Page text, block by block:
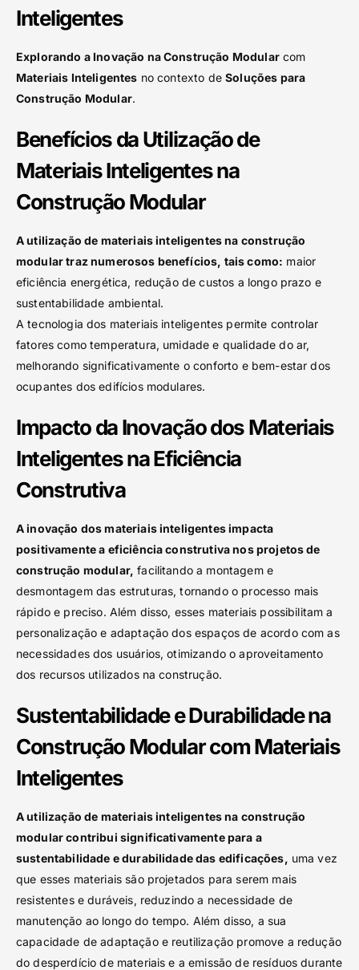
Inteligentes
Explorando a Inovação na Construção Modularcom
Materiais Inteligentes no contexto deSoluções para
Construção Modular.
Benefícios da Utilização de
Materiais Inteligentes na
Construção Modular
A utilização de materiais inteligentes na construção
modular traz numerosos benefícios, tais como: maior
eficiência energética, redução de custos a longo prazo e
sustentabilidade ambiental.
A tecnologia dos materiais inteligentes permite controlar
fatores como temperatura, umidade e qualidade do ar,
melhorando significativamente o conforto e bem-estar dos
ocupantes dos edifícios modulares.
Impacto da Inovação dos Materiais
Inteligentes na Eficiência
Construtiva
A inovação dos materiais inteligentes impacta
positivamente a eficiência construtiva nos projetos de
construção modular, facilitando a montagem e
desmontagem das estruturas, tornando o processo mais
rápido e preciso. Além disso, esses materiais possibilitam a
personalização e adaptação dos espaços de acordo com as
necessidades dos usuários, otimizando o aproveitamento
dos recursos utilizados na construção.
Sustentabilidade e Durabilidade na
Construção Modular com Materiais
Inteligentes
A utilização de materiais inteligentes na construção
modular contribui significativamente para a
sustentabilidade e durabilidade das edificações, uma vez
que esses materiais são projetados para serem mais
resistentes e duráveis, reduzindo a necessidade de
manutenção ao longo do tempo. Além disso, a sua
capacidade de adaptação e reutilização promove a redução
do desperdício de materiais e a emissão de resíduos durante